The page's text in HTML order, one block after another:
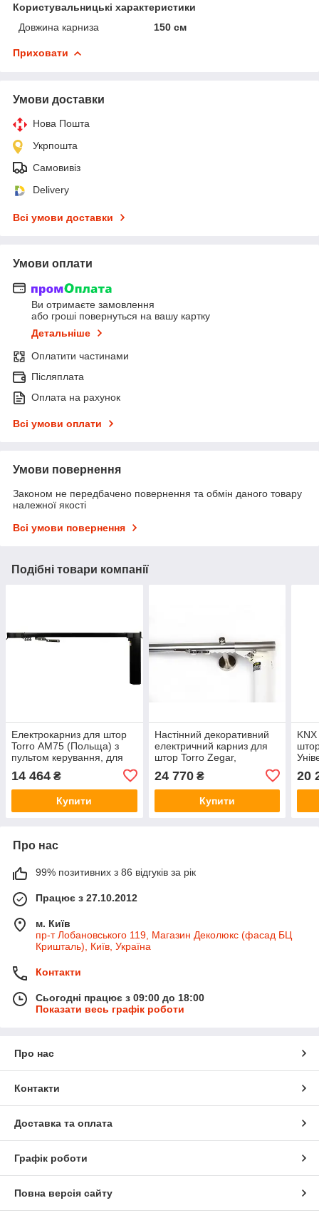
Користувальницькі характеристики
Довжина карниза
150 см
Приховати
Умови доставки
Нова Пошта
Укрпошта
Самовивіз
Delivery
Всі умови доставки
Умови оплати
Ви отримаєте замовлення
або гроші повернуться на вашу картку
Детальніше
Оплатити частинами
Післяплата
Оплата на рахунок
Всі умови оплати
Умови повернення
Законом не передбачено повернення та обмін даного товару
належної якості
Всі умови повернення
Подібні товари компанії
Електрокарниз для штор
Torro АМ75 (Польща) з
пультом керування, для
кольору
14 464 ₴
Купити
Настінний декоративний
електричний карниз для
штор Torro Zegar,
24 770₴
Купити
20
Про нас
99% позитивних з 86 відгуків за рік
Працює з 27.10.2012
м. Київ
пр-т Лобановського 119, Магазин Деколюкс (фасад БЦ
Кришталь), Київ, Україна
Контакти
Сьогодні працює з 09:00 до 18:00
Показати весь графік роботи
Про нас
Контакти
Доставка та оплата
Графік роботи
Повна версія сайту